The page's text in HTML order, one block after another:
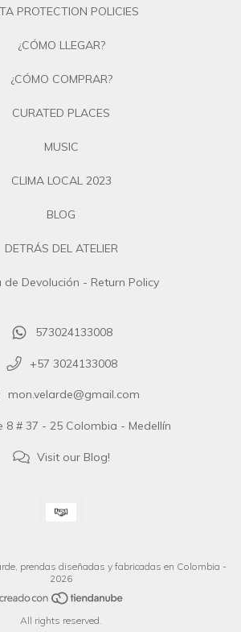
PROTECTION POLICIES
¿CÓMO LLEGAR?
¿CÓMO COMPRAR?
CURATED PLACES
MUSIC
CLIMA LOCAL 2023
BLOG
DETRÁS DEL ATELIER
de Devolución - Return Policy
573024133008
+57 3024133008
mon.velarde@gmail.com
8 # 37 - 25 Colombia - Medellín
Visit our Blog!
prendas diseñadas y fabricadas en Colombia -
2026
All rights reserved.